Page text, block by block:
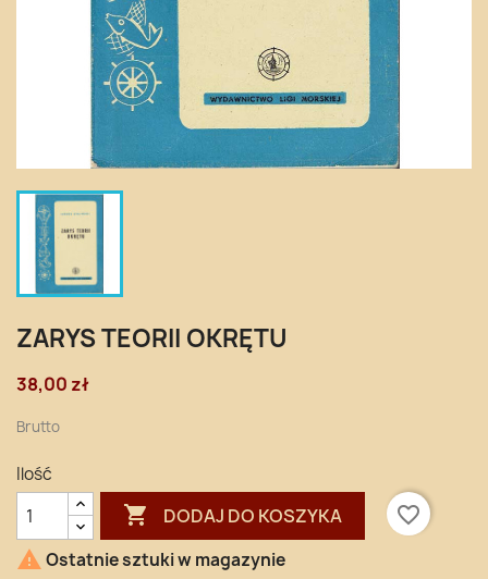
ZARYS TEORII OKRĘTU
38,00 zł
Brutto
Ilość
 DODAJ DO KOSZYKA
favorite_border
 Ostatnie sztuki w magazynie